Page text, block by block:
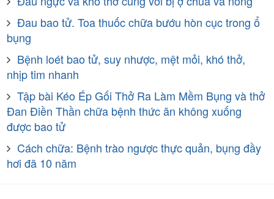
Đau bao tử. Toa thuốc chữa bướu hòn cục trong ổ
bụng
Bệnh loét bao tử, suy nhược, mệt mỏi, khó thở,
nhịp tim nhanh
Tập bài Kéo Ép Gối Thở Ra Làm Mềm Bụng và thở
Đan Điền Thần chữa bệnh thức ăn không xuống
được bao tử
Cách chữa: Bệnh trào ngược thực quản, bụng đầy
hơi đã 10 năm